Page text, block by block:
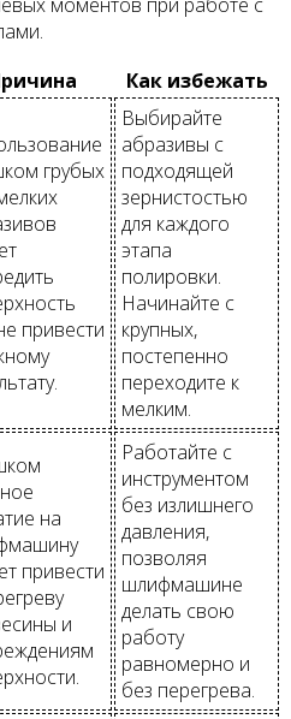
Как избежать
грубых
привести
Выбирайте
абразивы с
подходящей
зернистостью
для каждого
этапа
полировки.
Начинайте с
крупных,
постепенно
переходите к
мелким.
на
привести
и
Работайте с
инструментом
без излишнего
давления,
позволяя
шлифмашине
делать свою
работу
равномерно и
без перегрева.